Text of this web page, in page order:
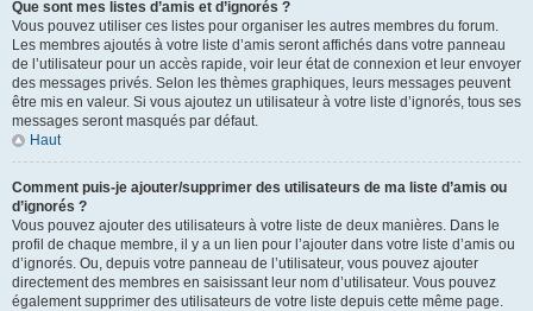
Que sont mes listes d’amis et d’ignorés ?
Vous pouvez utiliser ces listes pour organiser les autres membres du forum.
Les membres ajoutés à votre liste d’amis seront affichés dans votre panneau
de l’utilisateur pour un accès rapide, voir leur état de connexion et leur envoyer
des messages privés. Selon les thèmes graphiques, leurs messages peuvent
être mis en valeur. Si vous ajoutez un utilisateur à votre liste d’ignorés, tous ses
messages seront masqués par défaut.
Haut
Comment puis-je ajouter/supprimer des utilisateurs de ma liste d’amis ou
d’ignorés ?
Vous pouvez ajouter des utilisateurs à votre liste de deux manières. Dans le
profil de chaque membre, il y a un lien pour l’ajouter dans votre liste d’amis ou
d’ignorés. Ou, depuis votre panneau de l’utilisateur, vous pouvez ajouter
directement des membres en saisissant leur nom d’utilisateur. Vous pouvez
également supprimer des utilisateurs de votre liste depuis cette même page.